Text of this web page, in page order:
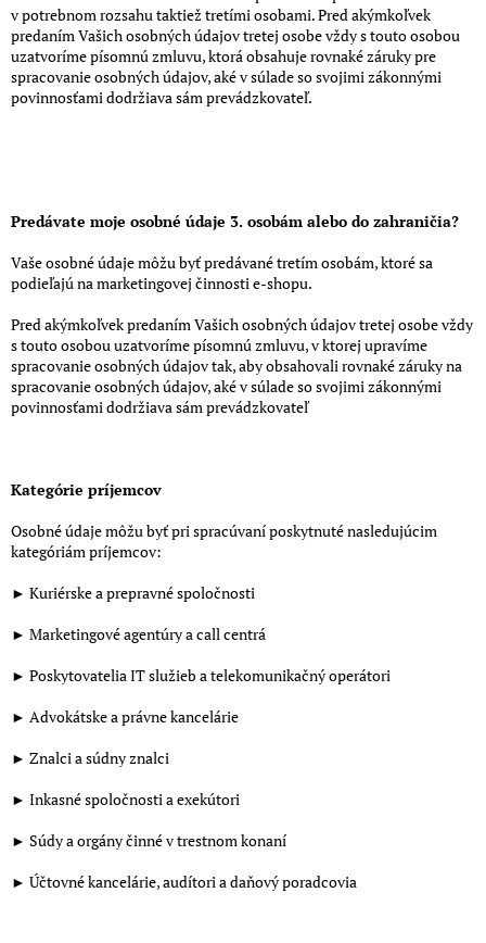
v potrebnom rozsahu taktiež tretími osobami. Pred akýmkoľvek
predaním Vašich osobných údajov tretej osobe vždy s touto osobou
uzatvoríme písomnú zmluvu, ktorá obsahuje rovnaké záruky pre
spracovanie osobných údajov, aké v súlade so svojimi zákonnými
povinnosťami dodržiava sám prevádzkovateľ.
Predávate moje osobné údaje 3. osobám alebo do zahraničia?
Vaše osobné údaje môžu byť predávané tretím osobám, ktoré sa
podieľajú na marketingovej činnosti e-shopu.
Pred akýmkoľvek predaním Vašich osobných údajov tretej osobe vždy
s touto osobou uzatvoríme písomnú zmluvu, v ktorej upravíme
spracovanie osobných údajov tak, aby obsahovali rovnaké záruky na
spracovanie osobných údajov, aké v súlade so svojimi zákonnými
povinnosťami dodržiava sám prevádzkovateľ
Kategórie príjemcov
Osobné údaje môžu byť pri spracúvaní poskytnuté nasledujúcim
kategóriám príjemcov:
► Kuriérske a prepravné spoločnosti
► Marketingové agentúry a call centrá
► Poskytovatelia IT služieb a telekomunikačný operátori
► Advokátske a právne kancelárie
► Znalci a súdny znalci
► Inkasné spoločnosti a exekútori
► Súdy a orgány činné v trestnom konaní
► Účtovné kancelárie, audítori a daňový poradcovia